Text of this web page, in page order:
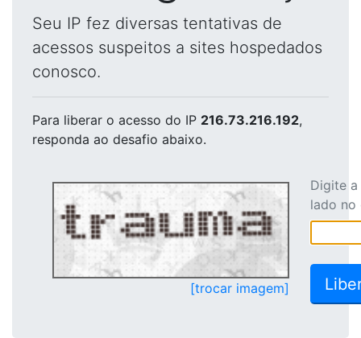
Seu IP fez diversas tentativas de
acessos suspeitos a sites hospedados
conosco.
Para liberar o acesso do IP 216.73.216.192,
responda ao desafio abaixo.
[trocar imagem]
Digite
lado no